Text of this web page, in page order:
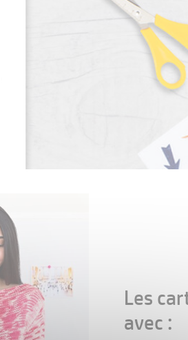
Les
avec :